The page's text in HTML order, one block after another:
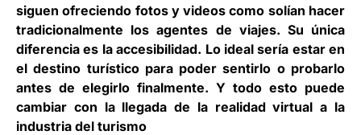
siguen ofreciendo fotos y videos como solían hacer
tradicionalmente los agentes de viajes. Su única
diferencia es la accesibilidad. Lo ideal sería estar en
el destino turístico para poder sentirlo o probarlo
antes de elegirlo finalmente. Y todo esto puede
cambiar con la llegada de la realidad virtual a la
industria del turismo